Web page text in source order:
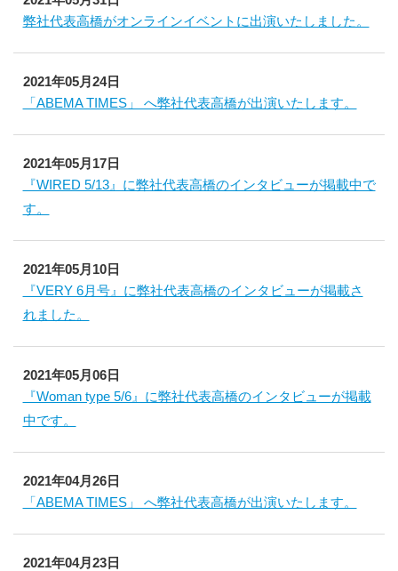
弊社代表高橋がオンラインイベントに出演いたしました。
2021年05月24日
「ABEMA TIMES」 へ弊社代表高橋が出演いたします。
2021年05月17日
『WIRED 5/13』に弊社代表高橋のインタビューが掲載中で
す。
2021年05月10日
『VERY 6月号』に弊社代表高橋のインタビューが掲載さ
れました。
2021年05月06日
『Woman type 5/6』に弊社代表高橋のインタビューが掲載
中です。
2021年04月26日
「ABEMA TIMES」 へ弊社代表高橋が出演いたします。
2021年04月23日